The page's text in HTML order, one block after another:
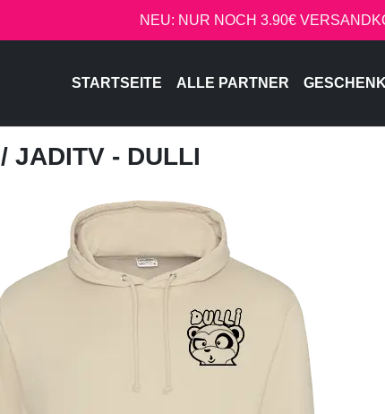
NEU: NUR NOCH 3.90€
STARTSEITE ALLE PARTNER
/ JADITV - DULLI